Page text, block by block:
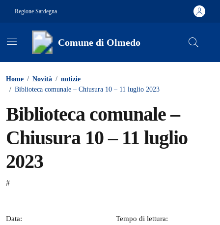
Regione Sardegna
Comune di Olmedo
Home / Novità / notizie
/ Biblioteca comunale – Chiusura 10 – 11 luglio 2023
Biblioteca comunale –
Chiusura 10 – 11 luglio
2023
Dettagli della notizia
#
Data: Tempo di lettura: